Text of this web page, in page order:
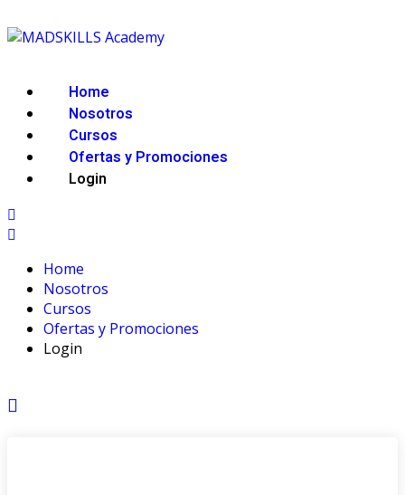
Home
Nosotros
Cursos
Ofertas y Promociones
Login
Home
Nosotros
Cursos
Ofertas y Promociones
Login